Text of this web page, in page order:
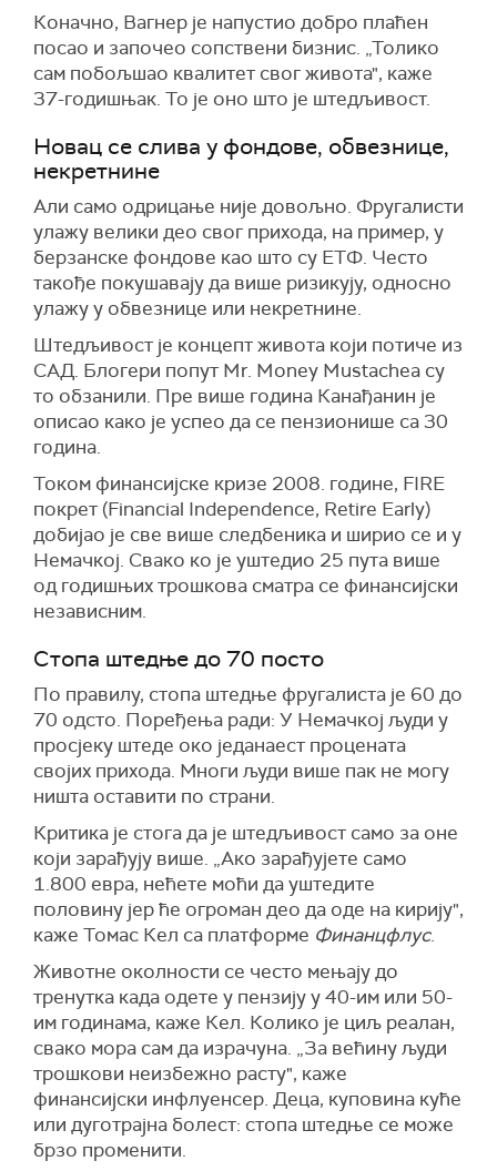
Коначно, Вагнер је напустио добро плаћен
посао и започео сопствени бизнис. „Толико
сам побољшао квалитет свог живота", каже
37-годишњак. То је оно што је штедљивост.
Новац се слива у фондове, обвезнице,
некретнине
Али само одрицање није довољно. Фругалисти
улажу велики део свог прихода, на пример, у
берзанске фондове као што су ЕТФ. Често
такође покушавају да више ризикују, односно
улажу у обвезнице или некретнине.
Штедљивост је концепт живота који потиче из
САД. Блогери попут Mr. Money Mustachea су
то обзанили. Пре више година Канађанин је
описао како је успео да се пензионише са 30
година.
Током финансијске кризе 2008. године, FIRE
покрет (Financial Independence, Retire Early)
добијао је све више следбеника и ширио се и у
Немачкој. Свако ко је уштедио 25 пута више
од годишњих трошкова сматра се финансијски
независним.
Стопа штедње до 70 посто
По правилу, стопа штедње фругалиста је 60 до
70 одсто. Поређења ради: У Немачкој људи у
просјеку штеде око једанаест процената
својих прихода. Многи људи више пак не могу
ништа оставити по страни.
Критика је стога да је штедљивост само за оне
који зарађују више. „Ако зарађујете само
1.800 евра, нећете моћи да уштедите
половину јер ће огроман део да оде на кирију",
каже Томас Кел са платформе Финанцфлус.
Животне околности се често мењају до
тренутка када одете у пензију у 40-им или 50-
им годинама, каже Кел. Колико је циљ реалан,
свако мора сам да израчуна. „За већину људи
трошкови неизбежно расту", каже
финансијски инфлуенсер. Деца, куповина куће
или дуготрајна болест: стопа штедње се може
брзо променити.